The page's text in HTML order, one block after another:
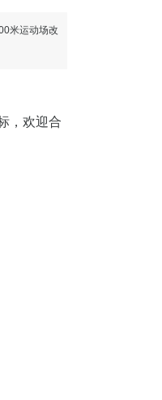
米运动场改
，欢迎合